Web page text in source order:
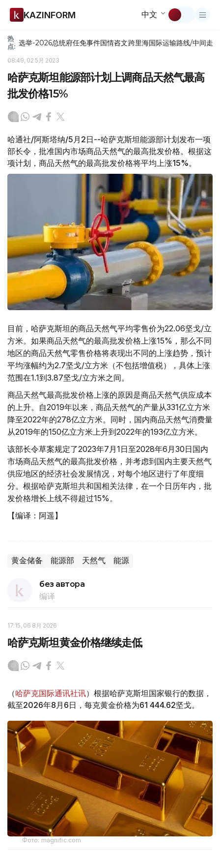
KAZINFORM 中文
热
点: 选举-2026总统府任免事件国情咨文跨里海国际运输路线/中间走廊
08:49, 02 5月 2023
哈萨克斯坦能源部计划上调商品天然气最高
批发价格15%
哈通社/阿斯塔纳/5月2日--哈萨克斯坦能源部计划发布一项
部长令，批准国内市场商品天然气的最高批发价格。根据这
项计划，商品天然气的最高批发价格将平均上涨15%。
目前，哈萨克斯坦的商品天然气平均零售价为22.06坚戈/立
方米。如果商品天然气的最高批发价格上涨15%，那么不同
地区的商品天然气零售价格将表现出不同的上涨趋势，预计
平均涨幅约为2.7坚戈/立方米（不包括增值税），具体上涨
范围在1.1到3.87坚戈/立方米之间。
商品天然气最高批发价格上涨的原因是商品天然气供应成本
的上升。自2019年以来，商品天然气的产量从331亿立方米
降至2022年的278亿立方米。同时，国内商品天然气消费量
从2019年的150亿立方米上升到2022年的193亿立方米。
该部长令草案规定了2023年7月1日至2028年6月30日国内
市场商品天然气的最高批发价格，并考虑到国内主要天然气
供应地区的经济社会发展情况，对每个地区进行了年度细
分。根据哈萨克斯坦共和国相关法律，在一个日历年内，批
发价格增长上线不得超过15%。
【编译：阿遥】
黄金储备 能源部 天然气 能源
без автора
编译
17:15, 06 8月 2026
哈萨克斯坦黄金价格继续走低
（哈萨克国际通讯社讯）根据哈萨克斯坦国家银行的数据，
截至2026年8月6日，每克黄金价格为61 444.62坚戈。
Фото: magnific.com